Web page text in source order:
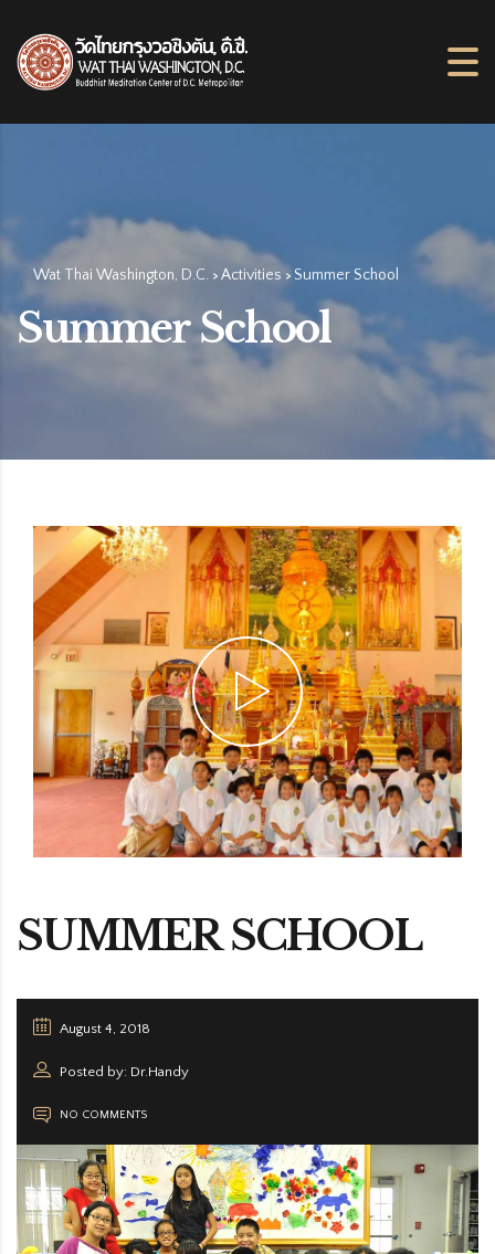
Summer School
Wat Thai Washington, D.C. > Activities > Summer School
SUMMER SCHOOL
August 4, 2018
Posted by: Dr.Handy
NO COMMENTS